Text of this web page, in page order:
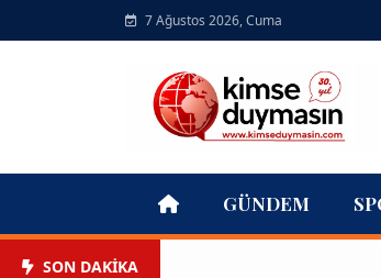
7 Ağustos 2026, Cuma
GÜNDEM
SON DAKİKA